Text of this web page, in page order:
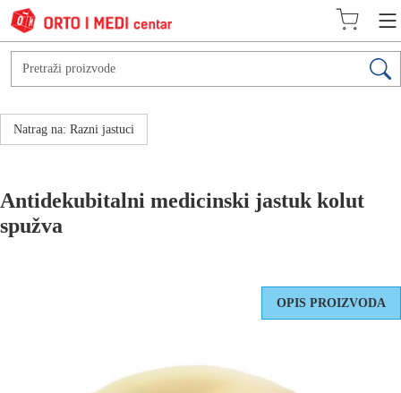
Natrag na: Razni jastuci
Antidekubitalni medicinski jastuk kolut
spužva
OPIS PROIZVODA